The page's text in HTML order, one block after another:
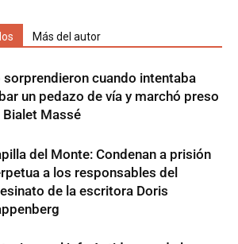
Más del autor
sorprendieron cuando intentaba
un pedazo de vía y marchó preso
Bialet Massé
del Monte: Condenan a prisión
a los responsables del
de la escritora Doris